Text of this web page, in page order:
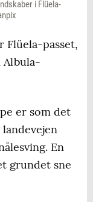
i Flüela-
Flüela-passet,
Albula-
er som det
En
grundet sne